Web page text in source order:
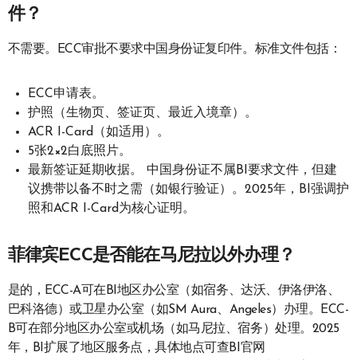
件？
不需要。ECC审批不要求中国身份证复印件。标准文件包括：
ECC申请表。
护照（生物页、签证页、最近入境章）。
ACR I-Card（如适用）。
5张2×2白底照片。
最新签证延期收据。 中国身份证不属BI要求文件，但建
议携带以备不时之需（如银行验证）。2025年，BI强调护
照和ACR I-Card为核心证明。
菲律宾ECC是否能在马尼拉以外办理？
是的，ECC-A可在BI地区办公室（如宿务、达沃、伊洛伊洛、
巴科洛德）或卫星办公室（如SM Aura、Angeles）办理。ECC-
B可在部分地区办公室或机场（如马尼拉、宿务）处理。2025
年，BI扩展了地区服务点，具体地点可查BI官网